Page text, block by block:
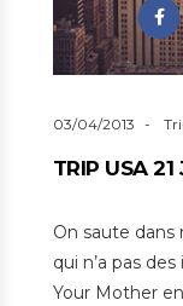
03/04/2013
TRIP USA 21
On saute dans
qui n’a pas
Your Mother